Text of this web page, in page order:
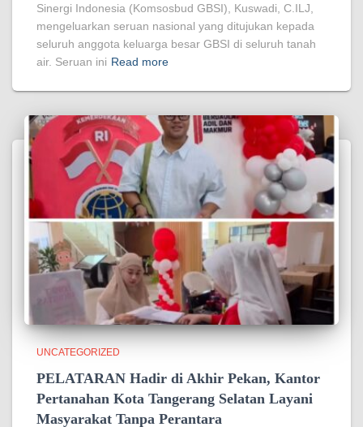
Sinergi Indonesia (Komsosbud GBSI), Kuswadi, C.ILJ,
mengeluarkan seruan nasional yang ditujukan kepada
seluruh anggota keluarga besar GBSI di seluruh tanah
air. Seruan ini Read more
UNCATEGORIZED
PELATARAN Hadir di Akhir Pekan, Kantor
Pertanahan Kota Tangerang Selatan Layani
Masyarakat Tanpa Perantara